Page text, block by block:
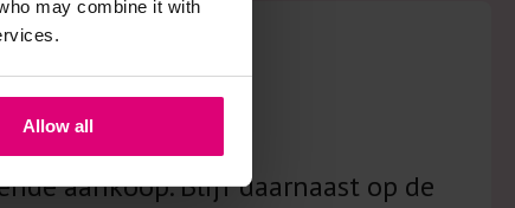
may combine it with
Allow all
aankoop. Blijf daarnaast op de